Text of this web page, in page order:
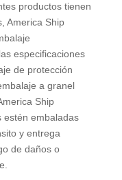
productos tienen
America Ship
especificaciones
de protección
a granel
Ship
estén embaladas
y entrega
de daños o